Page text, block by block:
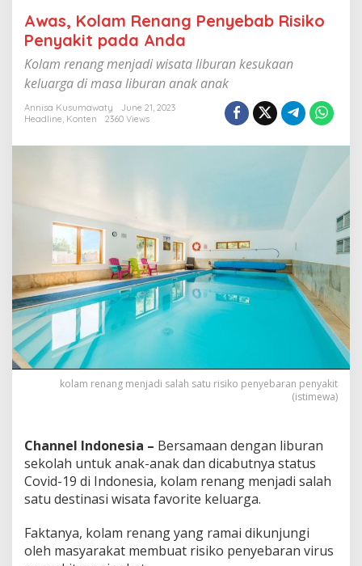
y
e
b
a
b
i
s
a
k
i
t
p
a
d
n
d
Awas, Kolam Renang Penyebab Risiko
Penyakit pada Anda
Kolam renang menjadi wisata liburan kesukaan
keluarga di masa liburan anak anak
Annisa Kusumawaty
June 21, 2023
Headline, Konten 2360 Views
kolam renang menjadi salah satu risiko penyebaran penyakit
(istimewa)
Channel Indonesia – Bersamaan dengan liburan
sekolah untuk anak-anak dan dicabutnya status
Covid-19 di Indonesia, kolam renang menjadi salah
satu destinasi wisata favorite keluarga.
Faktanya, kolam renang yang ramai dikunjungi
oleh masyarakat membuat risiko penyebaran virus